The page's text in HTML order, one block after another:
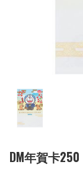
DM年賀卡250